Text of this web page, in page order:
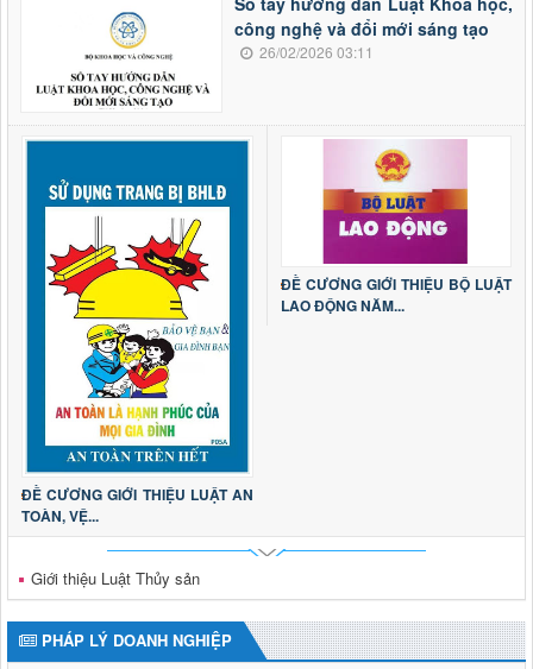
công nghệ và đổi mới sáng tạo
26/02/2026 03:11
ĐỀ CƯƠNG GIỚI THIỆU LUẬT AN
TOÀN, VỆ...
ĐỀ CƯƠNG GIỚI THIỆU BỘ LUẬT
LAO ĐỘNG NĂM...
Giới thiệu Luật Thủy sản
PHÁP LÝ DOANH NGHIỆP